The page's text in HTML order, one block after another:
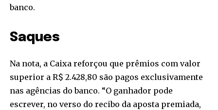
banco.
Saques
Na nota, a Caixa reforçou que prêmios com valor
superior a R$ 2.428,80 são pagos exclusivamente
nas agências do banco. “O ganhador pode
escrever, no verso do recibo da aposta premiada,